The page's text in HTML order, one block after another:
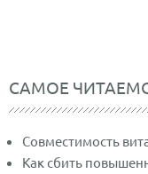
САМОЕ
Совместимость
Как сбить